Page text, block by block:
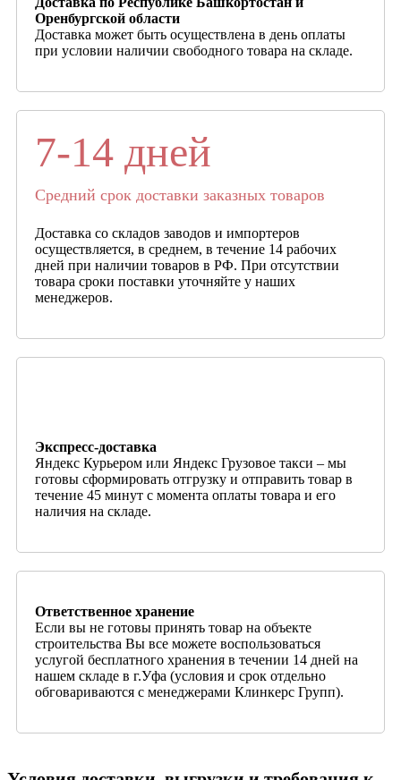
Оренбургской области
Доставка может быть осуществлена в день оплаты
при условии наличии свободного товара на складе.
7-14 дней
Средний срок доставки заказных товаров
Доставка со складов заводов и импортеров
осуществляется, в среднем, в течение 14 рабочих
дней при наличии товаров в РФ. При отсутствии
товара сроки поставки уточняйте у наших
менеджеров.
Экспресс-доставка
Яндекс Курьером или Яндекс Грузовое такси – мы
готовы сформировать отгрузку и отправить товар в
течение 45 минут с момента оплаты товара и его
наличия на складе.
Ответственное хранение
Если вы не готовы принять товар на объекте
строительства Вы все можете воспользоваться
услугой бесплатного хранения в течении 14 дней на
нашем складе в г.Уфа (условия и срок отдельно
обговариваются с менеджерами Клинкерс Групп).